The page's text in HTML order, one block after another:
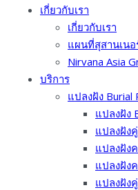
เกี่ยวกับเรา
เกี่ยวกับเรา
แผนที่สุสานเนอ
Nirvana Asia
บริการ
แปลงฝัง Burial
แปลงฝัง
แปลงฝัง
แปลงฝัง
แปลงฝัง
แปลงฝัง​